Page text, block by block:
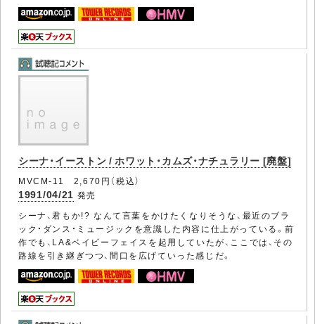
シーナ・イーストン / ホワット・カムズ・ナチュラリー [廃盤]
MVCM-11 2,670円（税込）
1991/04/21 発売
シーナ、君もか!? なんて言葉をかけたくなりそうな、最近のブラ
ック・ダンス・ミュージックを意識した内容に仕上がっている。前
作でも、LA&ベイビーフェイスを起用していたが、ここでは、その
路線を引き継ぎつつ、間口を広げていった感じだ。